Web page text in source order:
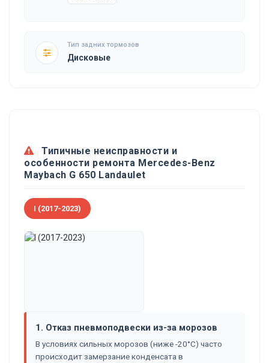
Тип задних тормозов
Дисковые
Типичные неисправности и
особенности ремонта Mercedes-Benz
Maybach G 650 Landaulet
I (2017-2023)
1. Отказ пневмоподвески из-за морозов
В условиях сильных морозов (ниже -20°C) часто
происходит замерзание конденсата в